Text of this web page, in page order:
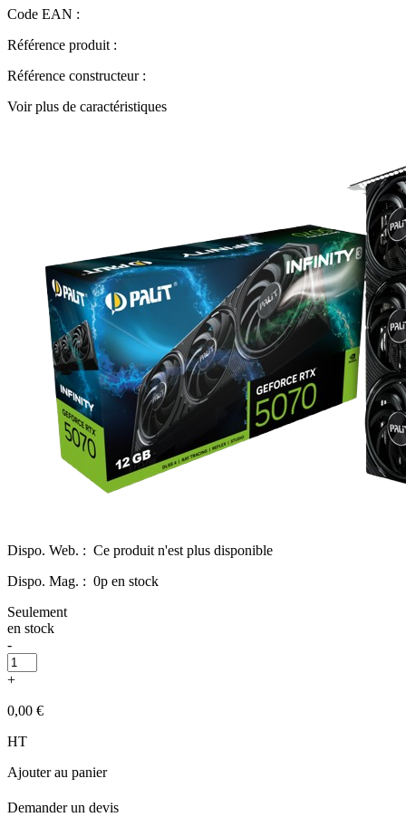
Code EAN :
Référence produit :
Référence constructeur :
Voir plus de caractéristiques
Dispo. Web. : Ce produit n'est plus disponible
Dispo. Mag. : 0p en stock
Seulement
en stock
-
+
0,00 €
HT
Ajouter au panier
Demander un devis